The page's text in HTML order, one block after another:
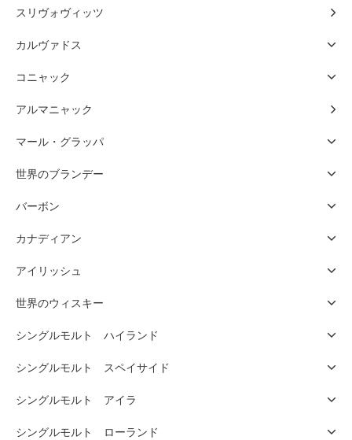
スリヴォヴィッツ
カルヴァドス
コニャック
アルマニャック
マール・グラッパ
世界のブランデー
バーボン
カナディアン
アイリッシュ
世界のウィスキー
シングルモルト ハイランド
シングルモルト スペイサイド
シングルモルト アイラ
シングルモルト ローランド